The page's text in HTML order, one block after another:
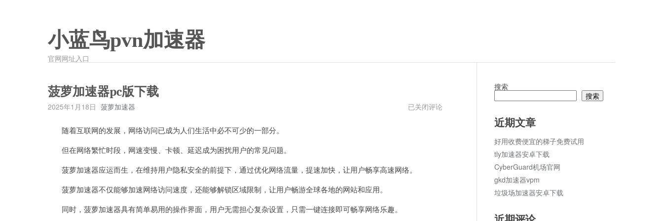
小蓝鸟pvn加速器
官网网址入口
菠萝加速器pc版下载
2025年1月18日 菠萝加速器
菠
载
已关闭评论
随着互联网的发展，网络访问已成为人们生活中必不可少的一部分。
但在网络繁忙时段，网速变慢、卡顿、延迟成为困扰用户的常见问题。
菠萝加速器应运而生，在维持用户隐私安全的前提下，通过优化网络流量，提速加快，让用户畅享高速网络。
菠萝加速器不仅能够加速网络访问速度，还能够解锁区域限制，让用户畅游全球各地的网站和应用。
同时，菠萝加速器具有简单易用的操作界面，用户无需担心复杂设置，只需一键连接即可畅享网络乐趣。
搜索
搜索
近期文章
好用收费便宜的梯子免费试用
tly加速器安卓下载
CyberGuard机场官网
gkd加速器vpm
垃圾场加速器安卓下载